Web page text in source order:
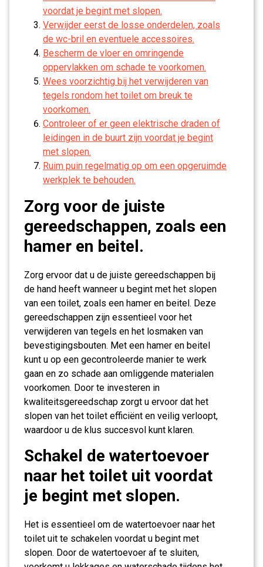
voordat je begint met slopen.
Verwijder eerst de losse onderdelen, zoals
de wc-bril en eventuele accessoires.
Bescherm de vloer en omringende
oppervlakken om schade te voorkomen.
Wees voorzichtig bij het verwijderen van
tegels rondom het toilet om breuk te
voorkomen.
Controleer of er geen elektrische draden of
leidingen in de buurt zijn voordat je begint
met slopen.
Ruim puin regelmatig op om een opgeruimde
werkplek te behouden.
Zorg voor de juiste
gereedschappen, zoals een
hamer en beitel.
Zorg ervoor dat u de juiste gereedschappen bij
de hand heeft wanneer u begint met het slopen
van een toilet, zoals een hamer en beitel. Deze
gereedschappen zijn essentieel voor het
verwijderen van tegels en het losmaken van
bevestigingsbouten. Met een hamer en beitel
kunt u op een gecontroleerde manier te werk
gaan en zo schade aan omliggende materialen
voorkomen. Door te investeren in
kwaliteitsgereedschap zorgt u ervoor dat het
slopen van het toilet efficiënt en veilig verloopt,
waardoor u de klus succesvol kunt klaren.
Schakel de watertoevoer
naar het toilet uit voordat
je begint met slopen.
Het is essentieel om de watertoevoer naar het
toilet uit te schakelen voordat u begint met
slopen. Door de watertoevoer af te sluiten,